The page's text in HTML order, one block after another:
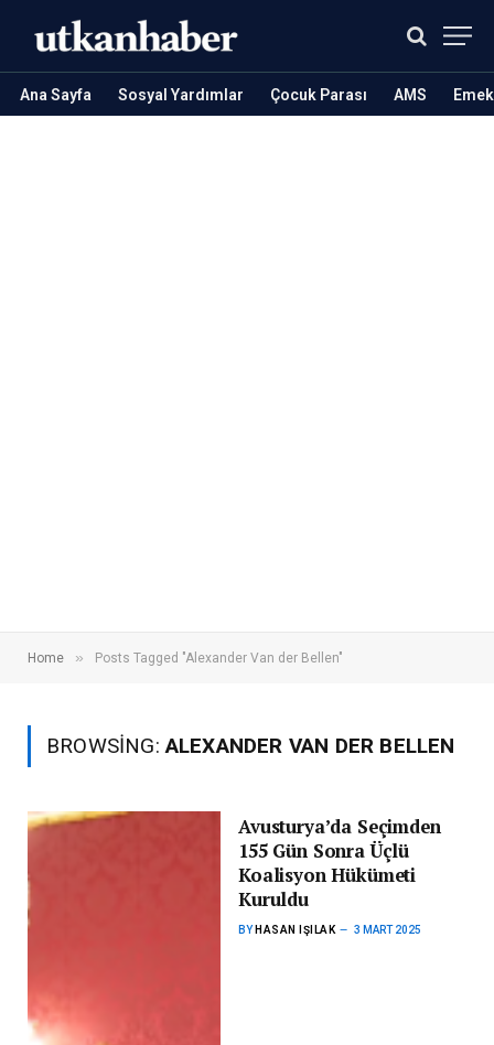
Ana Sayfa Sosyal Yardımlar Çocuk Parası AMS
Home » Posts Tagged "Alexander Van der Bellen"
BROWSING:ALEXANDER VAN DER BELLEN
Avusturya’da Seçimden
155 Gün Sonra Üçlü
Koalisyon Hükümeti
Kuruldu
BY HASAN IŞILAK 3 MART 2025